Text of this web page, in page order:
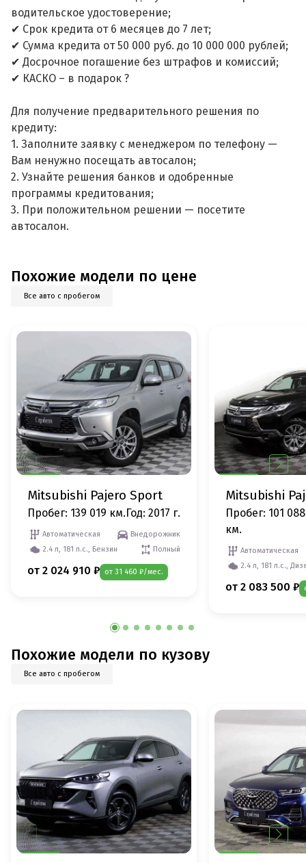
водительское удостоверение;
✔ Срок кредита от 6 месяцев до 7 лет;
✔ Сумма кредита от 50 000 руб. до 10 000 000 рублей;
✔ Досрочное погашение без штрафов и комиссий;
✔ КАСКО – в подарок ?
Для получение предварительного решения по
кредиту:
1. Заполните заявку с менеджером по телефону —
Вам ненужно посещать автосалон;
2. Узнайте решения банков и одобренные
программы кредитования;
3. При положительном решении — посетите
автосалон.
Похожие модели по цене
Все авто с пробегом
Mitsubishi Pajero Sport
Пробег: 139 019 км. Год: 2017 г.
Автоматическая
Внедорожник
2.4 л, 181 л.с., Бензин
Полный
от 2 024 910 ₽ от 31 460 ₽/мес.
Mitsubishi
Пробег: 101 088
км.
Автоматическая
2.4 л, 181 л.с.,
от 2 083 500 ₽
Похожие модели по кузову
Все авто с пробегом